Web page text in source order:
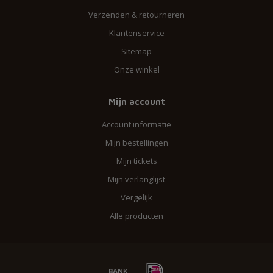
Verzenden & retourneren
Klantenservice
Sitemap
Onze winkel
Mijn account
Account informatie
Mijn bestellingen
Mijn tickets
Mijn verlanglijst
Vergelijk
Alle producten